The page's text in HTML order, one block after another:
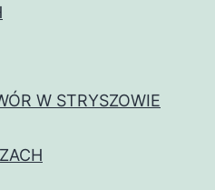
W STRYSZOWIE